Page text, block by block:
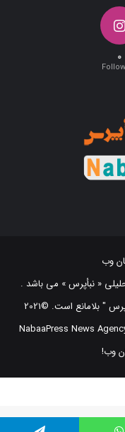
۰
وب
« نبأپرس » می باشد .
استفاده از اخبار و نقل مطالب با ذکر منبع "‌ نبأپرس " بلامانع است. ©2021
NabaaPress News
وب!